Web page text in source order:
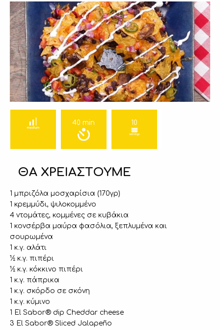
40 min 10
ΘΑ ΧΡΕΙΑΣΤΟΥΜΕ
1 μπριζόλα μοσχαρίσια (170γρ)
1 κρεμμύδι, ψιλοκομμένο
4 ντομάτες, κομμένες σε κυβάκια
1 κονσέρβα μαύρα φασόλια, ξεπλυμένα και
σουρωμένα
1 κ.γ. αλάτι
½ κ.γ. πιπέρι
½ κ.γ. κόκκινο πιπέρι
1 κ.γ. πάπρικα
1 κ.γ. σκόρδο σε σκόνη
1 κ.γ. κύμινο
1 El Sabor® dip Cheddar cheese
3 El Sabor® Sliced Jalapeño